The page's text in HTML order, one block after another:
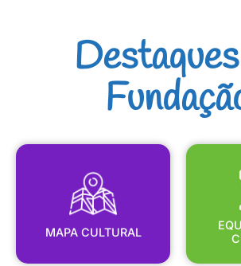
MAPA CULTURAL
MAPA CULTURAL